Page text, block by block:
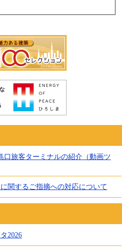
口旅客ターミナルの紹介（動画ツ
関するご指摘への対応について
2026